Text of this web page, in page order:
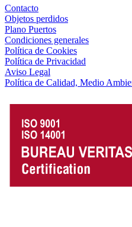
Contacto
Objetos perdidos
Plano Puertos
Condiciones generales
Política de Cookies
Política de Privacidad
Aviso Legal
Política de Calidad, Medio